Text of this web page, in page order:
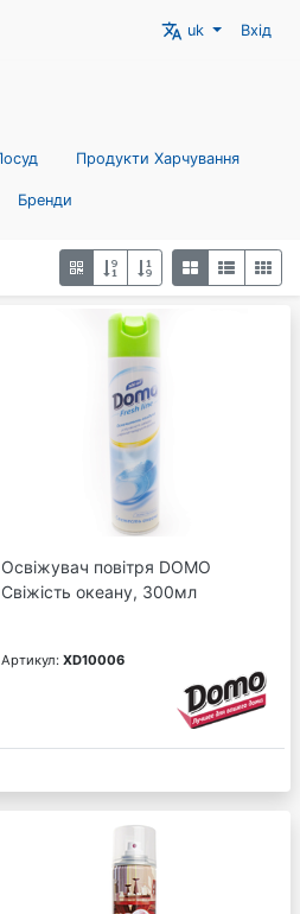
translate uk Вхід
Продукти Харчування
Бренди
Освіжувач повітря DOMO
Свіжість океану, 300мл
Артикул: XD10006